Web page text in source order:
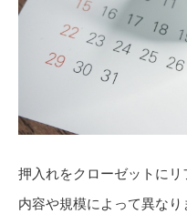
押入れをクローゼットに
内容や規模によって異なり